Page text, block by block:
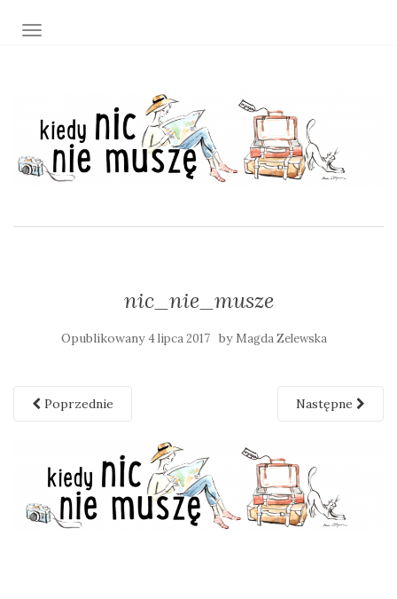
TOGGLE NAVIGATION
nic_nie_musze
Opublikowany4 lipca 2017 by Magda Zelewska
Poprzednie Następne